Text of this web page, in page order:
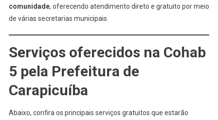
5
(17)
comunidade, oferecendo atendimento direto e gratuito por meio
de várias secretarias municipais.
Serviços oferecidos na Cohab
5 pela Prefeitura de
Carapicuíba
Abaixo, confira os principais serviços gratuitos que estarão